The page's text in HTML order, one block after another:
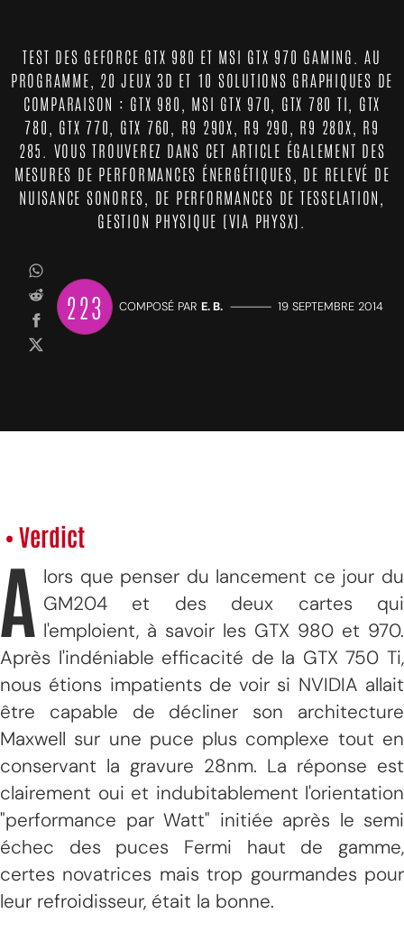
TEST DES GEFORCE GTX 980 ET MSI GTX 970 GAMING. AU
PROGRAMME, 20 JEUX 3D ET 10 SOLUTIONS GRAPHIQUES DE
COMPARAISON : GTX 980, MSI GTX 970, GTX 780 TI, GTX
780, GTX 770, GTX 760, R9 290X, R9 290, R9 280X, R9
285. VOUS TROUVEREZ DANS CET ARTICLE ÉGALEMENT DES
MESURES DE PERFORMANCES ÉNERGÉTIQUES, DE RELEVÉ DE
NUISANCE SONORES, DE PERFORMANCES DE TESSELATION,
GESTION PHYSIQUE (VIA PHYSX).
223 COMPOSÉ PAR E. B. ————— 19 SEPTEMBRE 2014
• Verdict
A lors que penser du lancement ce jour du
GM204 et des deux cartes qui
l'emploient, à savoir les GTX 980 et 970.
Après l'indéniable efficacité de la GTX 750 Ti,
nous étions impatients de voir si NVIDIA allait
être capable de décliner son architecture
Maxwell sur une puce plus complexe tout en
conservant la gravure 28nm. La réponse est
clairement oui et indubitablement l'orientation
"performance par Watt" initiée après le semi
échec des puces Fermi haut de gamme,
certes novatrices mais trop gourmandes pour
leur refroidisseur, était la bonne.